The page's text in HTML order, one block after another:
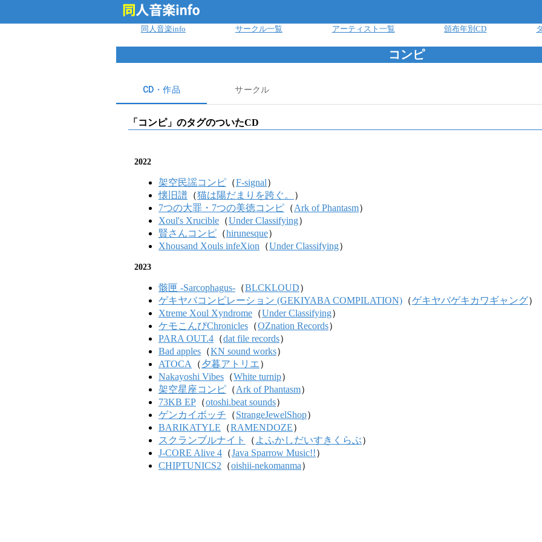
同人音楽info サークル一覧 アーティスト一覧 頒布年別CD
コンピ
CD・作品 サークル
「 コンピ」のタグのついたCD
2022
架空民謡コンピ （F-signal）
懐旧譜 （猫は陽だまりを跨ぐ。
）
7つの大罪・7つの美徳コンピ （Ark of Phantasm）
Xoul's Xrucible （Under Classifying）
賢さんコンピ （hirunesque）
Xhousand Xouls infeXion （Under Classifying）
2023
骸匣 -Sarcophagus- （BLCKLOUD）
ゲキヤバコンピレーション (GEKIYABA COMPILATION) （ゲキヤバゲキカワギャング）
Xtreme Xoul Xyndrome （Under Classifying）
ケモこんぴChronicles （OZnation Records）
PARA OUT.4 （dat file records）
Bad apples （KN sound works）
ATOCA
（夕暮アトリエ）
Nakayoshi Vibes （White turnip）
架空星座コンピ （Ark of Phantasm）
73KB EP （otoshi.beat sounds）
ゲンカイボッチ （StrangeJewelShop）
BARIKATYLE （RAMENDOZE）
スクランブルナイト
（ よふかしだいすきくらぶ）
J-CORE Alive 4 （Java Sparrow Music!!）
CHIPTUNICS2 （oishii-nekomanma）